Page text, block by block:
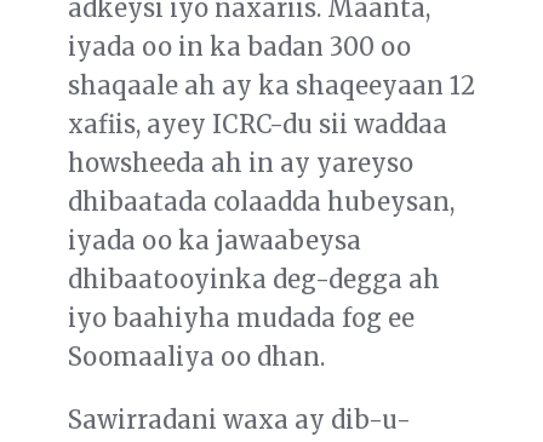
adkeysi iyo naxariis. Maanta,
iyada oo in ka badan 300 oo
shaqaale ah ay ka shaqeeyaan 12
xafiis, ayey ICRC-du sii waddaa
howsheeda ah in ay yareyso
dhibaatada colaadda hubeysan,
iyada oo ka jawaabeysa
dhibaatooyinka deg-degga ah
iyo baahiyha mudada fog ee
Soomaaliya oo dhan.
Sawirradani waxa ay dib-u-